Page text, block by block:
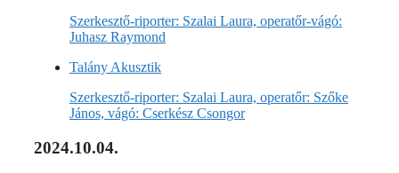
Szerkesztő-riporter: Szalai Laura, operatőr-vágó:
Juhasz Raymond
Talány Akusztik
Szerkesztő-riporter: Szalai Laura, operatőr: Szőke
János, vágó: Cserkész Csongor
2024.10.04.